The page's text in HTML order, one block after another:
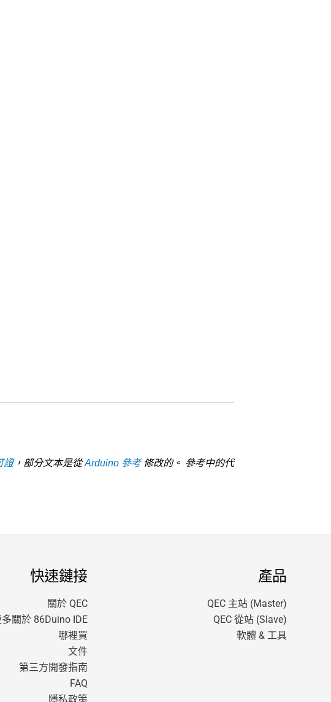
證，部分文本是從Arduino 參考修改的。 參考中的代
快速鏈接
關於 QEC
多關於 86Duino IDE
哪裡買
文件
第三方開發指南
FAQ
隱私政策
產品
QEC 主站 (Master)
QEC 從站 (Slave)
軟體 & 工具